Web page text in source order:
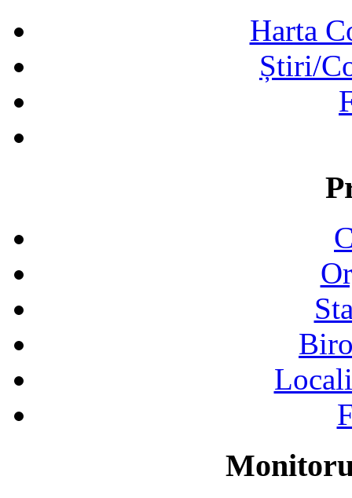
Harta
Știri/